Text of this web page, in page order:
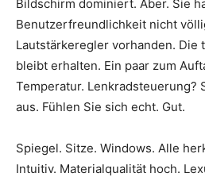
Bildschirm dominiert. Aber. Sie
Benutzerfreundlichkeit nicht
Lautstärkeregler vorhanden. Die
bleibt erhalten. Ein paar zum
Temperatur. Lenkradsteuerung?
aus. Fühlen Sie sich echt. Gut.
Spiegel. Sitze. Windows. Alle
Intuitiv. Materialqualität hoch.